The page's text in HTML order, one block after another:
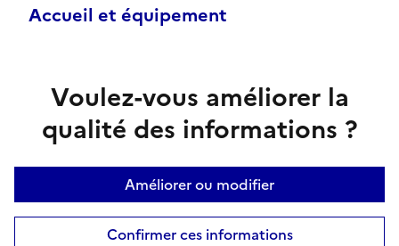
Accueil et équipement
Voulez-vous améliorer la
qualité des informations ?
Améliorer ou modifier
Confirmer ces informations